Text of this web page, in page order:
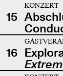
15
KONZERT
16
Extrem